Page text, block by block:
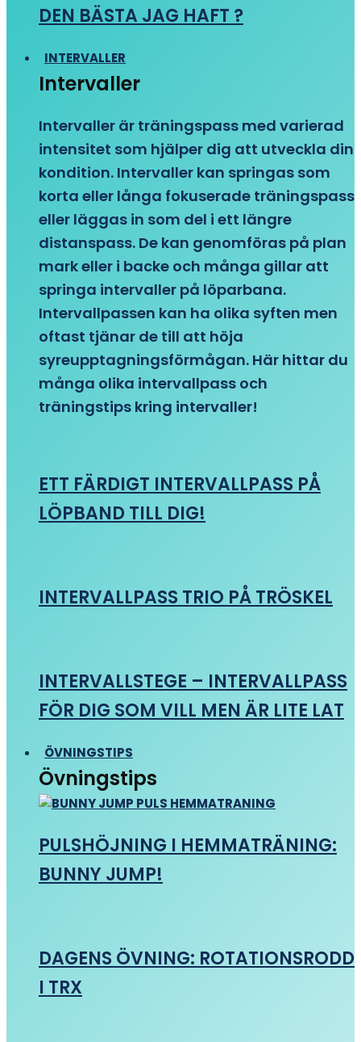
DEN BÄSTA JAG HAFT ?
INTERVALLER
Intervaller
Intervaller är träningspass med varierad
intensitet som hjälper dig att utveckla din
kondition. Intervaller kan springas som
korta eller långa fokuserade träningspass
eller läggas in som del i ett längre
distanspass. De kan genomföras på plan
mark eller i backe och många gillar att
springa intervaller på löparbana.
Intervallpassen kan ha olika syften men
oftast tjänar de till att höja
syreupptagningsförmågan. Här hittar du
många olika intervallpass och
träningstips kring intervaller!
ETT FÄRDIGT INTERVALLPASS PÅ
LÖPBAND TILL DIG!
INTERVALLPASS TRIO PÅ TRÖSKEL
INTERVALLSTEGE – INTERVALLPASS
FÖR DIG SOM VILL MEN ÄR LITE LAT
ÖVNINGSTIPS
Övningstips
PULSHÖJNING I HEMMATRÄNING:
BUNNY JUMP!
DAGENS ÖVNING: ROTATIONSRODD
I TRX